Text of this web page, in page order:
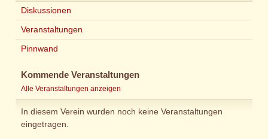
Diskussionen
Veranstaltungen
Pinnwand
Kommende Veranstaltungen
Alle Veranstaltungen anzeigen
In diesem Verein wurden noch keine Veranstaltungen
eingetragen.